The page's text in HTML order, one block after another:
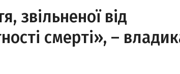
звільненої від
смерті», –